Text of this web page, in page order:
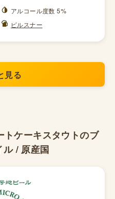
アルコール度数 5%
ピルスナー
見る
トケーキスタウトのブ
/ 原産国